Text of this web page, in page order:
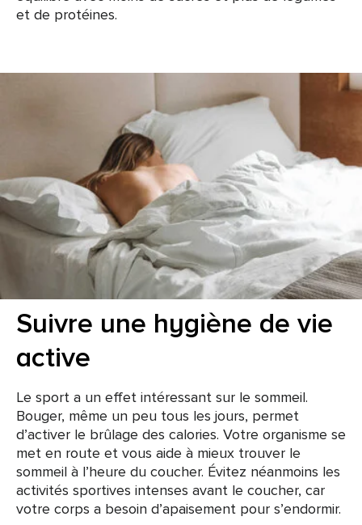
et de protéines.
Suivre une hygiène de vie
active
Le sport a un effet intéressant sur le sommeil.
Bouger, même un peu tous les jours, permet
d’activer le brûlage des calories. Votre organisme se
met en route et vous aide à mieux trouver le
sommeil à l’heure du coucher. Évitez néanmoins les
activités sportives intenses avant le coucher, car
votre corps a besoin d’apaisement pour s’endormir.